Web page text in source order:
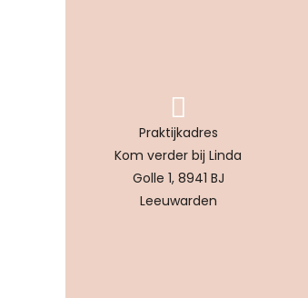
Praktijkadres
Kom verder bij Linda
Golle 1, 8941 BJ
Leeuwarden